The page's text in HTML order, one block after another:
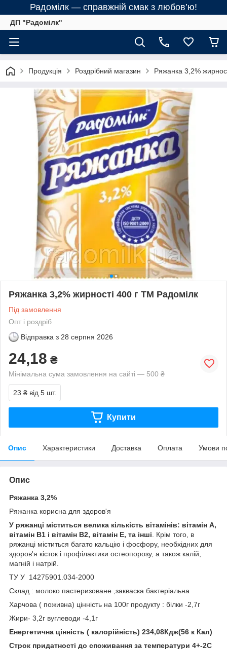
Радомілк — справжній смак з любов’ю!
ДП "Радомілк"
Продукція Роздрібний магазин Ряжанка 3,2%
Ряжанка 3,2% жирності 400 г ТМ Радомілк
Під замовлення
Опт і роздріб
Відправка з 28 серпня 2026
24,18 ₴
Мінімальна сума замовлення на сайті — 500 ₴
23 ₴ від 5 шт.
Купити
Опис Характеристики Доставка Оплата Умови
Опис
Ряжанка 3,2%
Ряжанка корисна для здоров'я
У ряжанці міститься велика кількість вітамінів: вітамін А,
вітамін В1 і вітамін В2, вітамін Е, та інші . Крім того, в
ряжанці міститься багато кальцію і фосфору, необхідних для
здоров'я кісток і профілактики остеопорозу, а також калій,
магній і натрій.
ТУ У 14275901.034-2000
Склад : молоко пастеризоване ,закваска бактеріальна
Харчова ( поживна) цінність на 100г продукту : білки -2,7г
Жири- 3,2г вуглеводи -4,1г
Енергетична цінність ( калорійність) 234,08Кдж(56 к Кал)
Строк придатності до споживання за температури 4+-2С